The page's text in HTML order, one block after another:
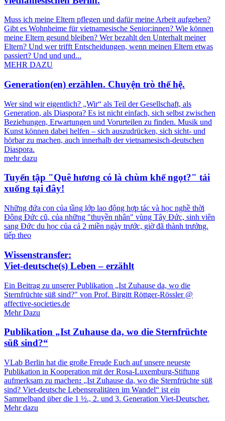
Muss ich meine Eltern pflegen und dafür meine Arbeit aufgeben?
Gibt es Wohnheime für vietnamesische Senior:innen? Wie können
meine Eltern gesund bleiben? Wer bezahlt den Unterhalt meiner
Eltern? Und wer trifft Entscheidungen, wenn meinen Eltern etwas
passiert? Und und und...
MEHR DAZU
Generation(en) erzählen. Chuyện trò thế hệ.
Wer sind wir eigentlich? „Wir“ als Teil der Gesellschaft, als
Generation, als Diaspora? Es ist nicht einfach, sich selbst zwischen
Beziehungen, Erwartungen und Vorurteilen zu finden. Musik und
Kunst können dabei helfen – sich auszudrücken, sich sicht- und
hörbar zu machen, auch innerhalb der vietnamesisch-deutschen
Diaspora.
mehr dazu
Tuyển tập "Quê hương có là chùm khế ngọt?" tải
xuống tại đây!
Những đứa con của tầng lớp lao động hợp tác và học nghề thời
Đông Đức cũ, của những "thuyền nhân" vùng Tây Đức, sinh viên
sang Đức du học của cả 2 miền ngày trước, giờ đã thành trưởng.
tiếp theo
Wissenstransfer:
Viet-deutsche(s) Leben – erzählt
Ein Beitrag zu unserer Publikation „Ist Zuhause da, wo die
Sternfrüchte süß sind?" von Prof. Birgitt Röttger-Rössler @
affective-societies.de
Mehr Dazu
Publikation „Ist Zuhause da, wo die Sternfrüchte
süß sind?“
VLab Berlin hat die große Freude Euch auf unsere neueste
Publikation in Kooperation mit der Rosa-Luxemburg-Stiftung
aufmerksam zu machen: „Ist Zuhause da, wo die Sternfrüchte süß
sind? Viet-deutsche Lebensrealitäten im Wandel“ ist ein
Sammelband über die 1 ½., 2. und 3. Generation Viet-Deutscher.
Mehr dazu